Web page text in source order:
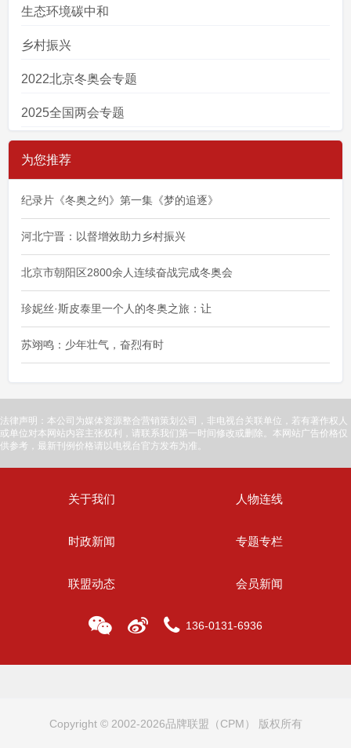
生态环境碳中和
乡村振兴
2022北京冬奥会专题
2025全国两会专题
为您推荐
纪录片《冬奥之约》第一集《梦的追逐》
河北宁晋：以督增效助力乡村振兴
北京市朝阳区2800余人连续奋战完成冬奥会
珍妮丝·斯皮泰里一个人的冬奥之旅：让
苏翊鸣：少年壮气，奋烈有时
法律声明：本公司为媒体资源整合营销策划公司，非电视台关联单位，若有著作权人
或单位对本网站内容主张权利，请联系我们第一时间修改或删除。本网站广告价格仅
供参考，最新刊例价格请以电视台官方发布为准。
关于我们 人物连线
时政新闻 专题专栏
联盟动态 会员新闻
136-0131-6936
Copyright © 2002-2026品牌联盟（CPM） 版权所有